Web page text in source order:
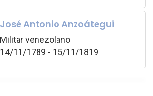
José Antonio Anzoátegui
Militar venezolano
14/11/1789 - 15/11/1819